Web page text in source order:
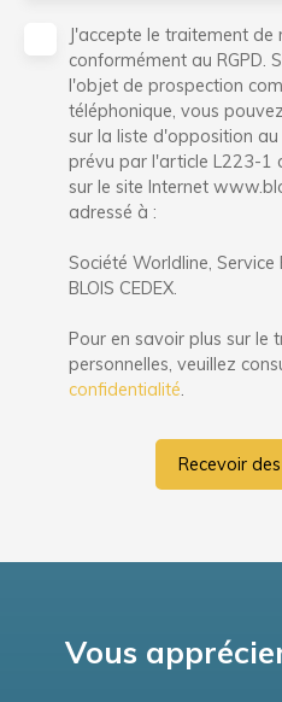
J'accepte le traitement
conformément au RGPD.
l'objet de prospection
téléphonique, vous
sur la liste d'opposition
prévu par l'article L223-1
sur le site Internet
adressé à :
Société Worldline,
BLOIS CEDEX.
Pour en savoir plus sur le
personnelles, veuillez
confidentialité.
Recevoir
Vous